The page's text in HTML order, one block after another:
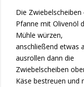
Die
Pfanne mit Olivenöl
Mühle würzen,
anschließend etwas
ausrollen dann die
Zwiebelscheiben
Käse bestreuen und